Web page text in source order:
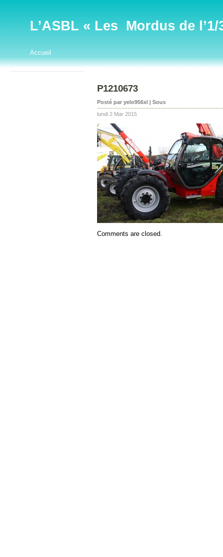
L’ASBL « Les Mordus de l’1/
Accueil
P1210673
Posté par yelo956xl | Sous
lundi 2 Mar 2015
Comments are closed.